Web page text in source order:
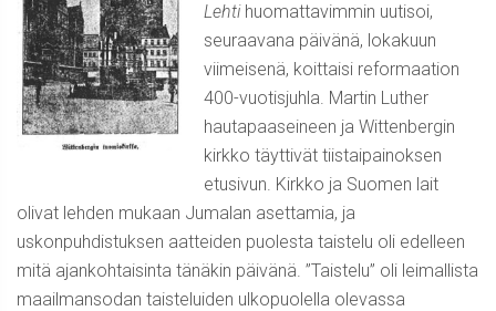
Lehtihuomattavimmin uutisoi,
seuraavana päivänä, lokakuun
viimeisenä, koittaisi reformaation
400-vuotisjuhla. Martin Luther
hautapaaseineen ja Wittenbergin
kirkko täyttivät tiistaipainoksen
etusivun. Kirkko ja Suomen lait
olivat lehden mukaan Jumalan asettamia, ja
uskonpuhdistuksen aatteiden puolesta taistelu oli edelleen
mitä ajankohtaisinta tänäkin päivänä. ”Taistelu” oli leimallista
maailmansodan taisteluiden ulkopuolella olevassa